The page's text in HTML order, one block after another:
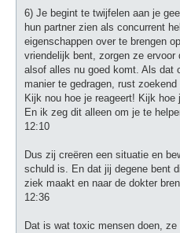
6) Je begint te twijfelen aan je
hun partner zien als concurrent
eigenschappen over te brengen
vriendelijk bent, zorgen ze
alsof alles nu goed komt. Als dat
manier te gedragen, rust
Kijk nou hoe je reageert! Kijk
En ik zeg dit alleen om je te
12:10
Dus zij creëren een situatie en
schuld is. En dat jij degene bent
ziek maakt en naar de dokter
12:36
Dat is wat toxic mensen doen,